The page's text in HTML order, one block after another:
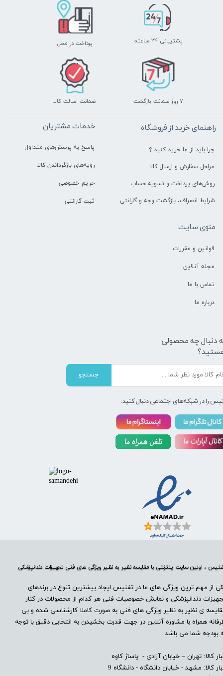
، اولین سایت اینترنتی با مقایسه نظیر به نظیر ویژگی های فنی تجهیزات دندانپزشکی
از مهم ترین ویژگی های ما در تفتیس ایجاد بیشترین تنوع در برندهای
دندانپزشکی و نمایش خصوصیات فنی هر کدام از محصولات در کنار
ی نظیر به نظیر ویژگی های فنی به صورت کاملا کارشناسی شده و بی
همراه با مشاوره آنلاین در جهت قدرت بخشیدن به انتخابی دقیق با توجه
بودجه شما می باشد .
کالا: تهران – خیابان آزادی - پاساژ کاوه
کالا: مشهد - خیابان دانشگاه - دانشگاه 9
پشتیبانی ۲۴ ساعته پرداخت در محل
۷ روز ضمانت بازگشت ضمانت اصالت کالا
راهنمای خرید از فروشگاه
چرا باید از ما خرید کنید ؟
مراحل سفارش و ارسال کالا
روش‌های پرداخت و تسویه حساب
شرایط انصراف، بازگشت وجه و گارانتی
خدمات مشتریان
پاسخ به پرسش‌های متداول
رویه‌های بازگرداندن کالا
حریم خصوصی
ثبت گارانتی
منوی سایت
قوانین و مقررات
مجله آنلاین
تماس با ما
درباره ما
دنبال چه محصولی
جستجو
را در شبکه‌های اجتماعی دنبال کنید: